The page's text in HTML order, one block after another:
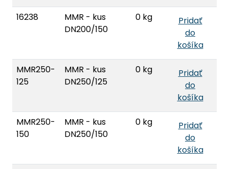
16238
MMR - kus
DN200/150
0 kg
Pridať
do
košíka
MMR250-
125
MMR - kus
DN250/125
0 kg
Pridať
do
košíka
MMR250-
150
MMR - kus
DN250/150
0 kg
Pridať
do
košíka